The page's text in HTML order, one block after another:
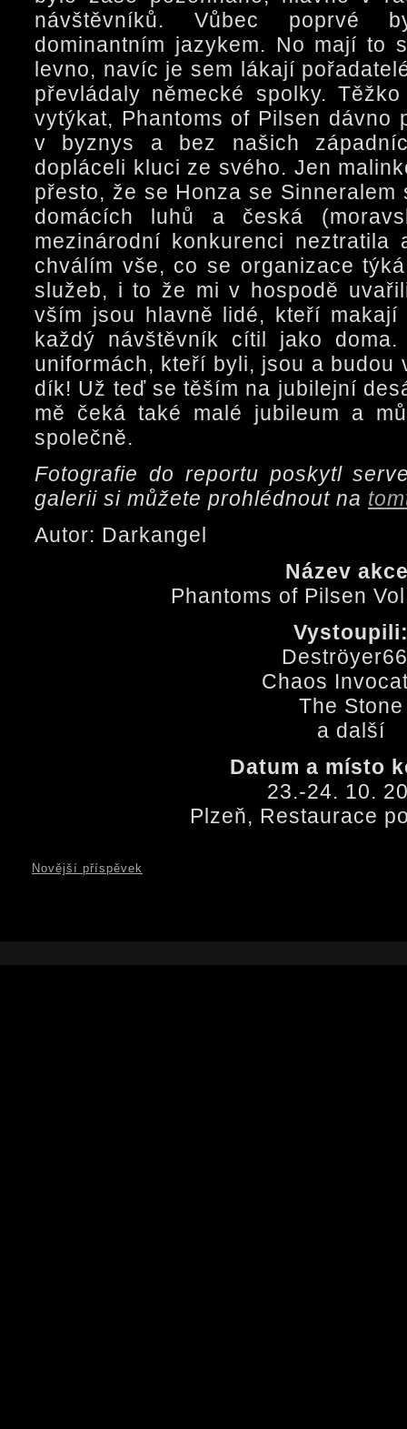
návštěvníků. Vůbec poprvé
dominantním jazykem. No mají to
levno, navíc je sem lákají
převládaly německé spolky.
vytýkat, Phantoms of Pilsen dávno
v byznys a bez našich
dopláceli kluci ze svého. Jen
přesto, že se Honza se
domácích luhů a česká
mezinárodní konkurenci
chválím vše, co se organizace
služeb, i to že mi v hospodě
vším jsou hlavně lidé, kteří
každý návštěvník cítil jako
uniformách, kteří byli, jsou a budou
dík! Už teď se těším na jubilejní
mě čeká také malé jubileum a
společně.
Fotografie do reportu poskytl
galerii si můžete prohlédnout na
Autor: Darkangel
Název
Phantoms of Pilsen
Chaos
The Stone
a další
Datum a místo
23.-24. 10.
Plzeň, Restaurace
Novější příspěvek